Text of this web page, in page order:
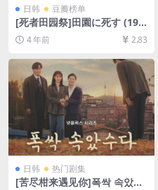
日韩 豆瓣榜单
[死者田园祭]田園に死す (197
4)[百度网盘+迅雷云盘资源10
80P超清][MP4/6.2GB][日语
4 年前 2.83
日韩 热门剧集
[苦尽柑来遇见你]폭싹 속았수